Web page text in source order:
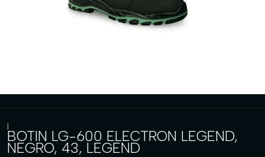
|
BOTIN LG-600 ELECTRON LEGEND,
NEGRO, 43, LEGEND